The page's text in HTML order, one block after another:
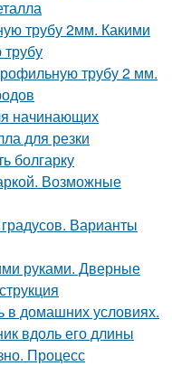
трубу 2мм. Какими
трубу 2 мм.
начинающих
для резки
болгарку
Возможные
Варианты
руками. Дверные
в домашних условиях.
вдоль его длины
Процесс